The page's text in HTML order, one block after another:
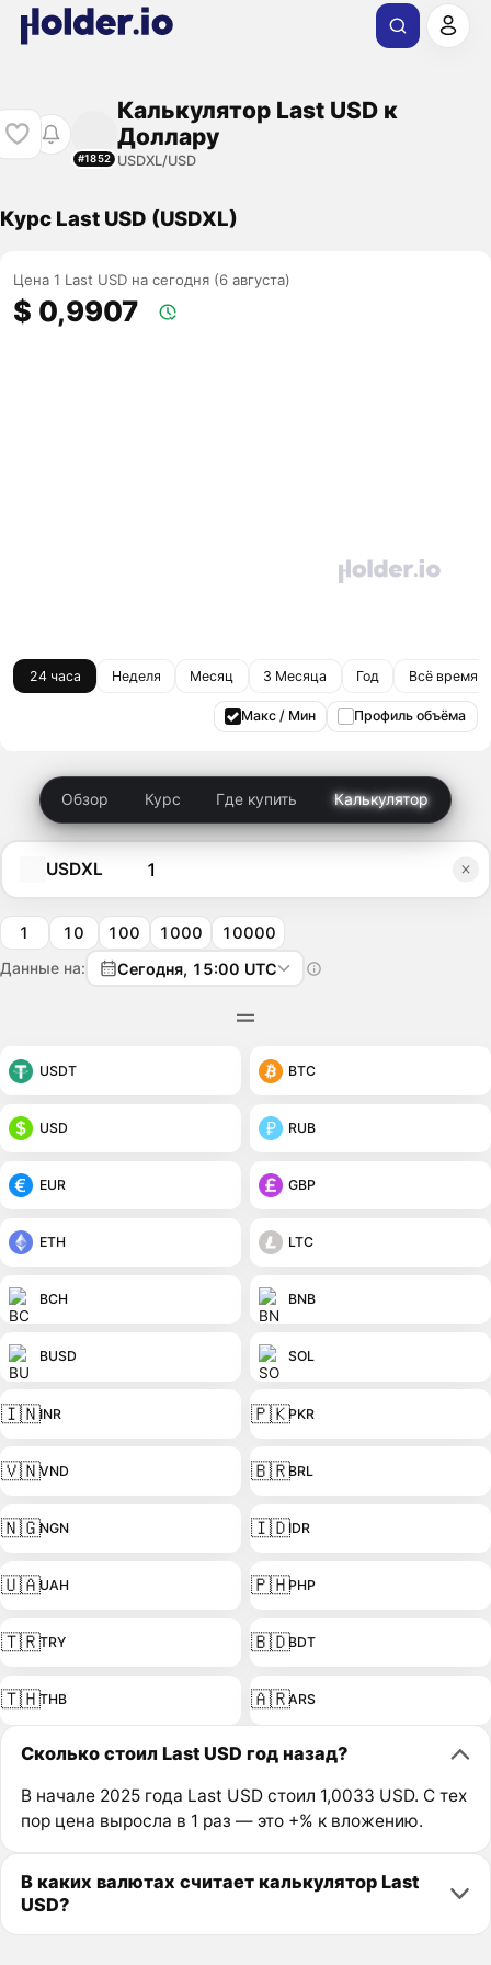
#1852
Калькулятор Last USD к
Доллару
USDXL/USD
Курс Last USD (USDXL)
Цена 1 Last USD на сегодня (6 августа)
$ 0,9907
24 часа Неделя Месяц 3 Месяца Год Всё время
Макс / Мин Профиль объёма
Обзор Курс Где купить Калькулятор
USDXL
1 10 100 1000 10000
Данные на: Сегодня, 15:00 UTC
USDT BTC
USD RUB
EUR GBP
ETH LTC
BCH BNB
BUSD SOL
🇮🇳INR 🇵🇰PKR
🇻🇳VND 🇧🇷BRL
🇳🇬NGN 🇮🇩IDR
🇺🇦UAH 🇵🇭PHP
🇹🇷TRY 🇧🇩BDT
🇹🇭THB 🇦🇷ARS
Сколько стоил Last USD год назад?
В начале 2025 года Last USD стоил 1,0033 USD. С тех
пор цена выросла в 1 раз — это +% к вложению.
В каких валютах считает калькулятор Last
USD?